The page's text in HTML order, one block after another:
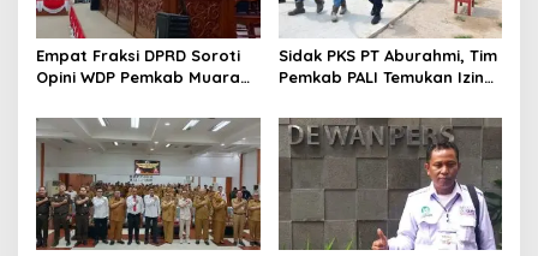
Empat Fraksi DPRD Soroti
Opini WDP Pemkab Muara
Kelola Keuangan
Sidak PKS PT Aburahmi, Tim
Pemkab PALI Temukan Izin